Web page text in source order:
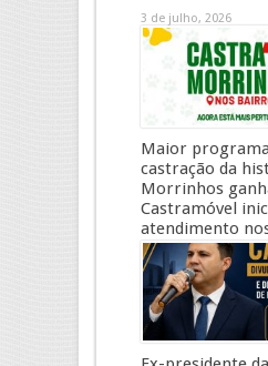
3 de julho, 2026
Maior
castração da
Morrinhos
Castramóvel
atendimento
2 de julho, 2026